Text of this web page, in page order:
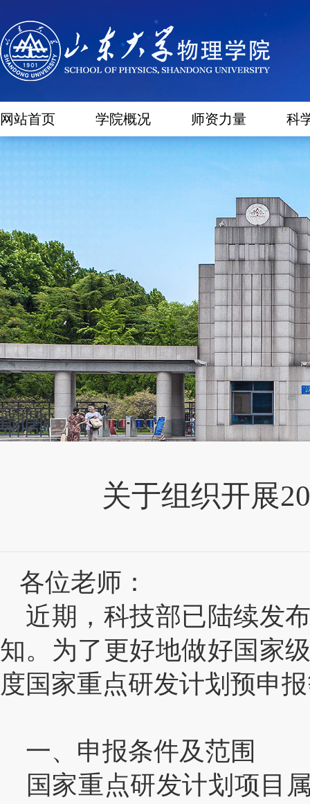
网站首页 学院概况 师资力量 科
关于组织开展
各位老师：
近期，科技部已陆续发
知。为了更好地做好国家
度国家重点研发计划预申
一、申报条件及范围
国家重点研发计划项目